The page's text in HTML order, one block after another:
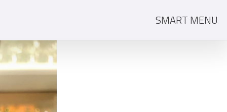
SMART MENU